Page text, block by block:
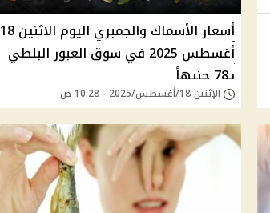
أسعار الأسماك والجمبري اليوم الاثنين 18
أغسطس 2025 في سوق العبور البلطي
بـ78 جنيهاً
الإثنين 18/أغسطس/2025 - 10:28 ص